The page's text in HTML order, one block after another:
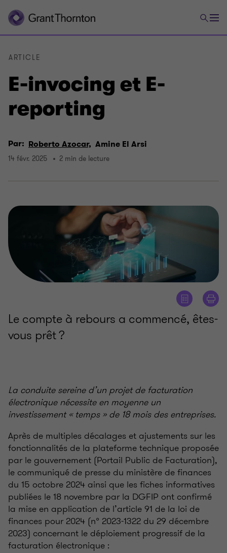
E-invocing et E-
reporting
ARTICLE
Par: Roberto Azocar, Amine El Arsi
14 févr. 2025 2 min de lecture
Le compte à rebours a commencé, êtes-
vous prêt ?
La conduite sereine d’un projet de facturation
électronique nécessite en moyenne un
investissement « temps » de 18 mois des entreprises.
Après de multiples décalages et ajustements sur les
fonctionnalités de la plateforme technique proposée
par le gouvernement (Portail Public de Facturation),
le communiqué de presse du ministère de finances
du 15 octobre 2024 ainsi que les fiches informatives
publiées le 18 novembre par la DGFIP ont confirmé
la mise en application de l’article 91 de la loi de
finances pour 2024 (n° 2023-1322 du 29 décembre
2023) concernant le déploiement progressif de la
facturation électronique :